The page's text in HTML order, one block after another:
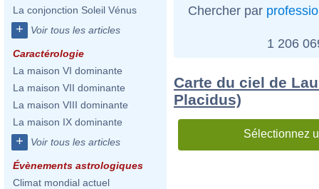
La conjonction Soleil Vénus
+ Voir tous les articles
Caractérologie
La maison VI dominante
La maison VII dominante
La maison VIII dominante
La maison IX dominante
+ Voir tous les articles
Évènements astrologiques
Climat mondial actuel
Chercher par
1 206
Carte du ciel de
Placidus)
Sélectionnez